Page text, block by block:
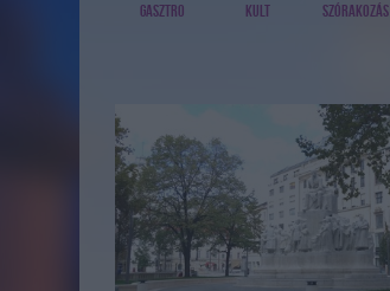
GASZTRO KULT SZÓRAKOZÁS